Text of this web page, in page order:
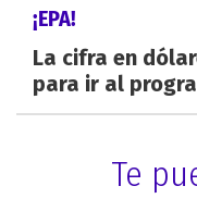
¡EPA!
La cifra en
para ir al
Te